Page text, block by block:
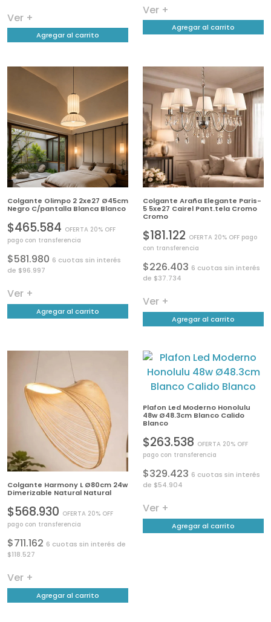
Ver +
Agregar al carrito
Ver +
Agregar al carrito
Colgante Olimpo 2 2xe27 Ø45cm
Negro C/pantalla Blanca Blanco
$465.584 OFERTA 20% OFF
pago con transferencia
$581.980 6 cuotas sin interés
de $96.997
Ver +
Agregar al carrito
Colgante Araña Elegante Paris-
5 5xe27 Cairel Pant.tela Cromo
Cromo
$181.122 OFERTA 20% OFF pago
con transferencia
$226.403 6 cuotas sin interés
de $37.734
Ver +
Agregar al carrito
Colgante Harmony L Ø80cm 24w
Dimerizable Natural Natural
$568.930 OFERTA 20% OFF
pago con transferencia
$711.162 6 cuotas sin interés de
$118.527
Ver +
Agregar al carrito
Plafon Led Moderno Honolulu
48w Ø48.3cm Blanco Calido
Blanco
$263.538 OFERTA 20% OFF
pago con transferencia
$329.423 6 cuotas sin interés
de $54.904
Ver +
Agregar al carrito